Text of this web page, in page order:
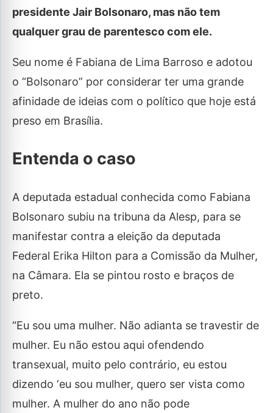
presidente Jair Bolsonaro, mas não tem
qualquer grau de parentesco com ele.
Seu nome é Fabiana de Lima Barroso e adotou
o “Bolsonaro” por considerar ter uma grande
afinidade de ideias com o político que hoje está
preso em Brasília.
Entenda o caso
A deputada estadual conhecida como Fabiana
Bolsonaro subiu na tribuna da Alesp, para se
manifestar contra a eleição da deputada
Federal Erika Hilton para a Comissão da Mulher,
na Câmara. Ela se pintou rosto e braços de
preto.
“Eu sou uma mulher. Não adianta se travestir de
mulher. Eu não estou aqui ofendendo
transexual, muito pelo contrário, eu estou
dizendo ‘eu sou mulher, quero ser vista como
mulher. A mulher do ano não pode